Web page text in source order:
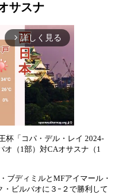
サスナ
arrow_forward_ios 詳しく見る
杯「コパ・デル・レイ 2024-
オ（1部）対CAオサスナ（1
ブディミルとMFアイマール・
ビルバオに３ｰ２で勝利して